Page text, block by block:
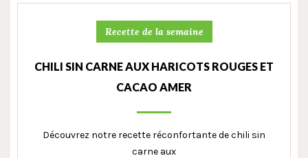
Recette de la semaine
CHILI SIN CARNE AUX HARICOTS ROUGES ET
CACAO AMER
Découvrez notre recette réconfortante de chili sin
carne aux